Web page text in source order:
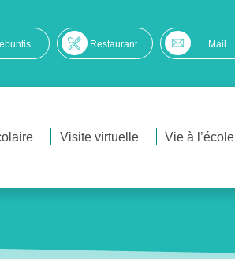
Restaurant Mail
Visite virtuelle Vie à l’école